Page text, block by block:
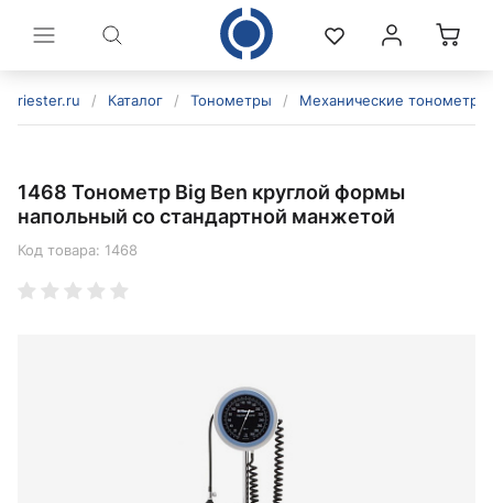
riester.ru / Каталог / Тонометры / Механические тонометры
1468 Тонометр Big Ben круглой формы
напольный со стандартной манжетой
Код товара: 1468
политикой конфиденциальности